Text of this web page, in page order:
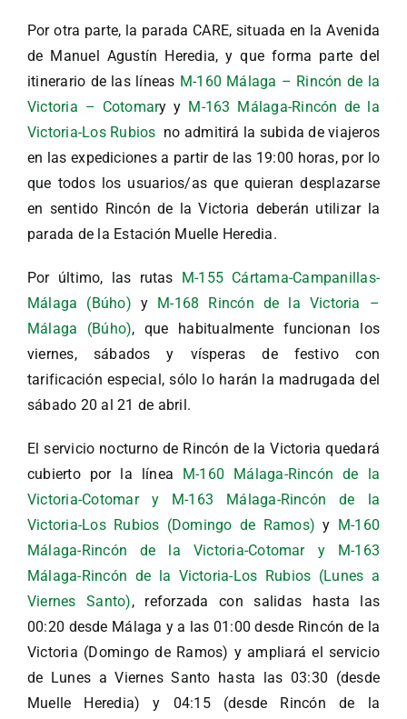
Por otra parte, la parada CARE, situada en la Avenida
de Manuel Agustín Heredia, y que forma parte del
itinerario de las líneas M-160 Málaga – Rincón de la
Victoria – Cotomary y M-163 Málaga-Rincón de la
Victoria-Los Rubios no admitirá la subida de viajeros
en las expediciones a partir de las 19:00 horas, por lo
que todos los usuarios/as que quieran desplazarse
en sentido Rincón de la Victoria deberán utilizar la
parada de la Estación Muelle Heredia.
Por último, las rutas M-155 Cártama-Campanillas-
Málaga (Búho) y M-168 Rincón de la Victoria –
Málaga (Búho), que habitualmente funcionan los
viernes, sábados y vísperas de festivo con
tarificación especial, sólo lo harán la madrugada del
sábado 20 al 21 de abril.
El servicio nocturno de Rincón de la Victoria quedará
cubierto por la línea M-160 Málaga-Rincón de la
Victoria-Cotomar y M-163 Málaga-Rincón de la
Victoria-Los Rubios (Domingo de Ramos) y M-160
Málaga-Rincón de la Victoria-Cotomar y M-163
Málaga-Rincón de la Victoria-Los Rubios (Lunes a
Viernes Santo), reforzada con salidas hasta las
00:20 desde Málaga y a las 01:00 desde Rincón de la
Victoria (Domingo de Ramos) y ampliará el servicio
de Lunes a Viernes Santo hasta las 03:30 (desde
Muelle Heredia) y 04:15 (desde Rincón de la